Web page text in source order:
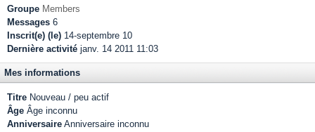
Groupe Members
Messages 6
Inscrit(e) (le) 14-septembre 10
Dernière activité janv. 14 2011 11:03
Mes informations
Titre Nouveau / peu actif
Âge Âge inconnu
Anniversaire Anniversaire inconnu